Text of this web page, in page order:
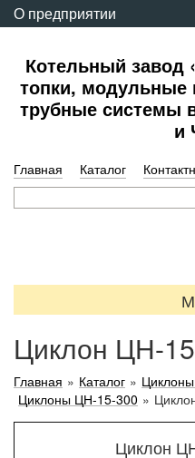
О предприятии
Котельный завод
топки, модульные
трубные системы
и
Главная Каталог
Циклон ЦН-
Главная » Каталог »
Циклоны ЦН-15-300 »
Циклон